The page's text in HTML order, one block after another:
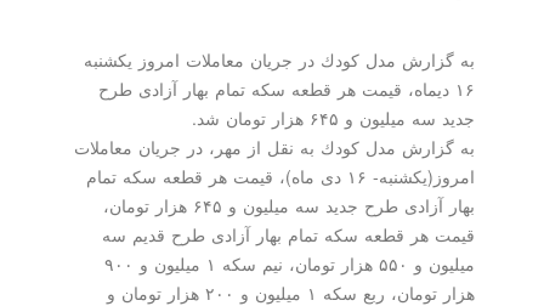
مدل كودك در جریان معاملات امروز یكشنبه
قیمت هر قطعه سكه تمام بهار آزادی طرح
و ۶۴۵ هزار تومان شد.
مدل كودك به نقل از مهر، در جریان معاملات
امروز(یكشنبه- ۱۶ دی ماه)، قیمت هر قطعه سكه تمام
بهار آزادی طرح جدید سه میلیون و ۶۴۵ هزار تومان،
قطعه سكه تمام بهار آزادی طرح قدیم سه
میلیون و ۵۵۰ هزار تومان، نیم سكه ۱ میلیون و ۹۰۰
هزار تومان، ربع سكه ۱ میلیون و ۲۰۰ هزار تومان و